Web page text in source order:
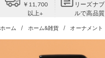
￥11,700
以上+
リーズナブ
ルで高品質
ホーム ホーム&雑貨 オーナメント